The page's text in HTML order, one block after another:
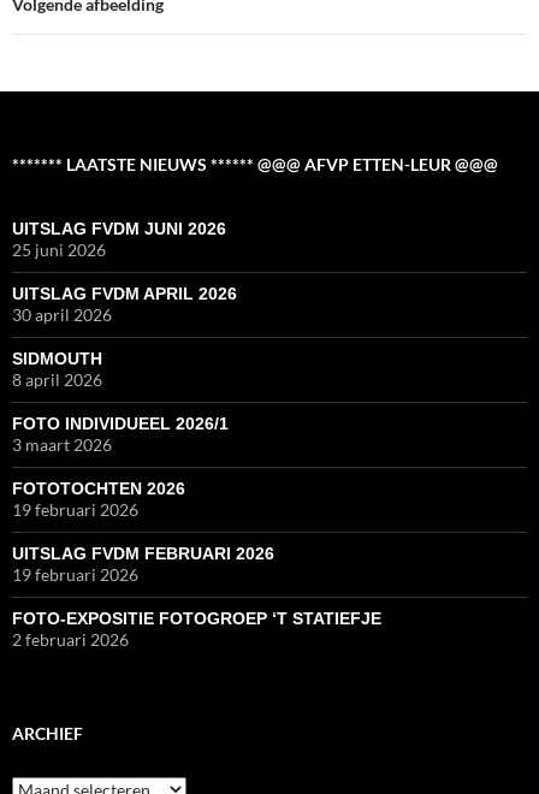
Volgende afbeelding
******* LAATSTE NIEUWS ****** @@@ AFVP ETTEN-LEUR @@@
UITSLAG FVDM JUNI 2026
25 juni 2026
UITSLAG FVDM APRIL 2026
30 april 2026
SIDMOUTH
8 april 2026
FOTO INDIVIDUEEL 2026/1
3 maart 2026
FOTOTOCHTEN 2026
19 februari 2026
UITSLAG FVDM FEBRUARI 2026
19 februari 2026
FOTO-EXPOSITIE FOTOGROEP ‘T STATIEFJE
2 februari 2026
ARCHIEF
Archief